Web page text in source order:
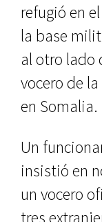
refugió en
la base
al otro lado
vocero de
en Somalia.
Un
insistió en
un vocero
tres